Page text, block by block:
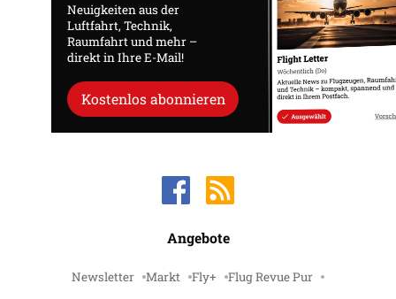
Neuigkeiten aus der
Luftfahrt, Technik,
Raumfahrt und mehr –
direkt in Ihre E-Mail!
Kostenlos abonnieren
Angebote
Newsletter Markt Fly+ Flug Revue Pur